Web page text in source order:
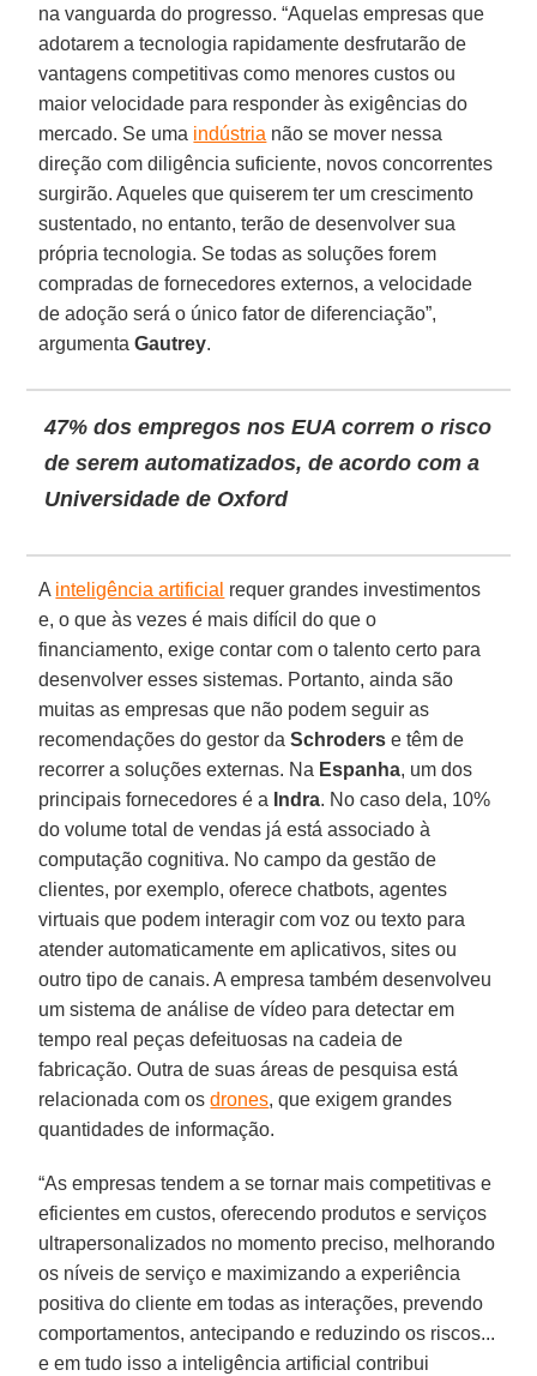
na vanguarda do progresso. “Aquelas empresas que
adotarem a tecnologia rapidamente desfrutarão de
vantagens competitivas como menores custos ou
maior velocidade para responder às exigências do
mercado. Se uma indústria não se mover nessa
direção com diligência suficiente, novos concorrentes
surgirão. Aqueles que quiserem ter um crescimento
sustentado, no entanto, terão de desenvolver sua
própria tecnologia. Se todas as soluções forem
compradas de fornecedores externos, a velocidade
de adoção será o único fator de diferenciação”,
argumentaGautrey.
47% dos empregos nos EUA correm o risco
de serem automatizados, de acordo com a
Universidade de Oxford
A inteligência artificial requer grandes investimentos
e, o que às vezes é mais difícil do que o
financiamento, exige contar com o talento certo para
desenvolver esses sistemas. Portanto, ainda são
muitas as empresas que não podem seguir as
recomendações do gestor daSchroders e têm de
recorrer a soluções externas. Na Espanha, um dos
principais fornecedores é a Indra. No caso dela, 10%
do volume total de vendas já está associado à
computação cognitiva. No campo da gestão de
clientes, por exemplo, oferece chatbots, agentes
virtuais que podem interagir com voz ou texto para
atender automaticamente em aplicativos, sites ou
outro tipo de canais. A empresa também desenvolveu
um sistema de análise de vídeo para detectar em
tempo real peças defeituosas na cadeia de
fabricação. Outra de suas áreas de pesquisa está
relacionada com osdrones, que exigem grandes
quantidades de informação.
“As empresas tendem a se tornar mais competitivas e
eficientes em custos, oferecendo produtos e serviços
ultrapersonalizados no momento preciso, melhorando
os níveis de serviço e maximizando a experiência
positiva do cliente em todas as interações, prevendo
comportamentos, antecipando e reduzindo os riscos...
e em tudo isso a inteligência artificial contribui